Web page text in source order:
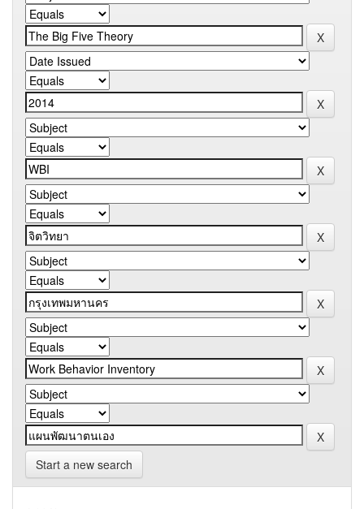
Start a new search